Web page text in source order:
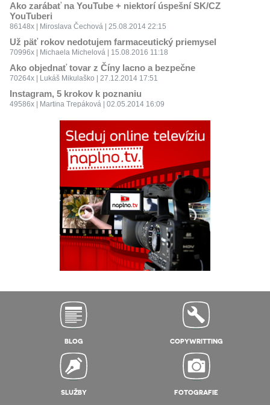
Ako zarábať na YouTube + niektorí úspešní SK/CZ
YouTuberi
86148x | Miroslava Čechová | 25.08.2014 22:15
Už päť rokov nedotujem farmaceutický priemysel
70996x | Michaela Michelová | 15.08.2016 11:18
Ako objednať tovar z Číny lacno a bezpečne
70264x | Lukáš Mikulaško | 27.12.2014 17:51
Instagram, 5 krokov k poznaniu
49586x | Martina Trepáková | 02.05.2014 16:09
BLOG COPYWRITTING
SLUŽBY FOTOGRAFIE